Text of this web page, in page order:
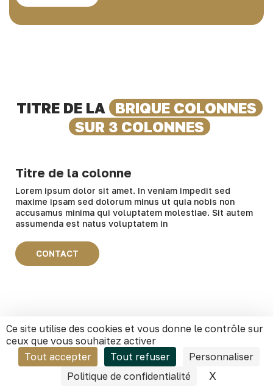
Ce site utilise des cookies et vous donne le contrôle sur
ceux que vous souhaitez activer
Tout accepter
Tout refuser
Personnaliser
Politique de confidentialité
X
TITRE DE LA
BRIQUE COLONNES
SUR 3 COLONNES
Titre de la colonne
Lorem ipsum dolor sit amet. In veniam impedit sed
maxime ipsam sed dolorum minus ut quia nobis non
accusamus minima qui voluptatem molestiae. Sit autem
assumenda est natus voluptatem in
CONTACT
Titre de la colonne 2
Nam ipsam itaque sed Quis deleniti et ipsum delectus
At dolor nesciunt ut exercitationem laboriosam sit
rerum cumque. Et repellendus enim est sapiente
eligendi 33 impedit nobis quo tenetur cupiditate et